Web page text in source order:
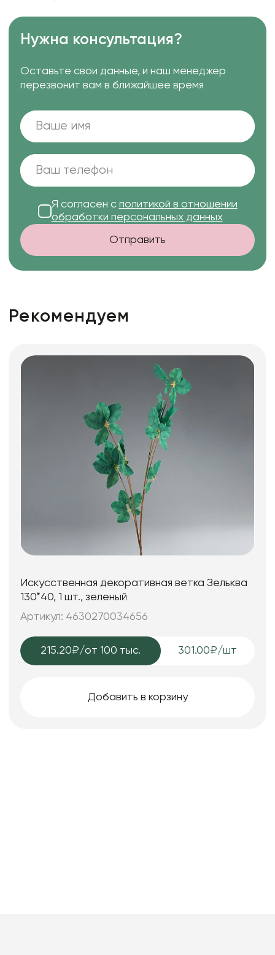
Нужна консультация?
Оставьте свои данные, и наш менеджер
перезвонит вам в ближайшее время
Я согласен с политикой в отношении
обработки персональных данных
Отправить
Рекомендуем
Искусственная декоративная ветка Зельква
130*40, 1 шт., зеленый
Артикул: 4630270034656
215.20₽/от 100 тыс. 301.00₽/шт
Добавить в корзину